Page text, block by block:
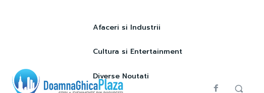
Afaceri si Industrii
Cultura si Entertainment
Diverse Noutati